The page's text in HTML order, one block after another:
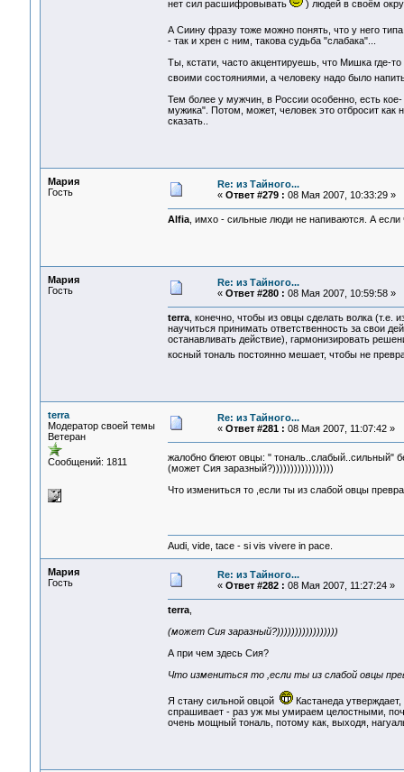
нет сил расшифровывать ) людей в своём
А Сиину фразу тоже можно понять, что у него
- так и хрен с ним, такова судьба "слабака"...
Ты, кстати, часто акцентируешь, что Мишка где-
своими состояниями, а человеку надо было
Тем более у мужчин, в России особенно, есть
мужика". Потом, может, человек это отбросит как
сказать..
Мария
Гость
Re: из Тайного...
« Ответ #279 : 08 Мая 2007, 10:33:29 »
Alfia, имхо - сильные люди не напиваются. А если
Мария
Гость
Re: из Тайного...
« Ответ #280 : 08 Мая 2007, 10:59:58 »
terra, конечно, чтобы из овцы сделать волка (т.е.
научиться принимать ответственность за свои
останавливать действие), гармонизировать
косный тональ постоянно мешает, чтобы не
terra
Модератор своей темы
Ветеран
Сообщений: 1811
Re: из Тайного...
« Ответ #281 : 08 Мая 2007, 11:07:42 »
жалобно блеют овцы: " тональ..слабый..сильный"
(может Сия заразный?)))))))))))))))))
Что измениться то ,если ты из слабой овцы
Audi, vide, tace - si vis vivere in pace.
Мария
Гость
Re: из Тайного...
« Ответ #282 : 08 Мая 2007, 11:27:24 »
terra,
(может Сия заразный?)))))))))))))))))
А при чем здесь Сия?
Что измениться то ,если ты из слабой овцы
Я стану сильной овцой
Кастанеда
спрашивает - раз уж мы умираем целостными,
очень мощный тональ, потому как, выходя,